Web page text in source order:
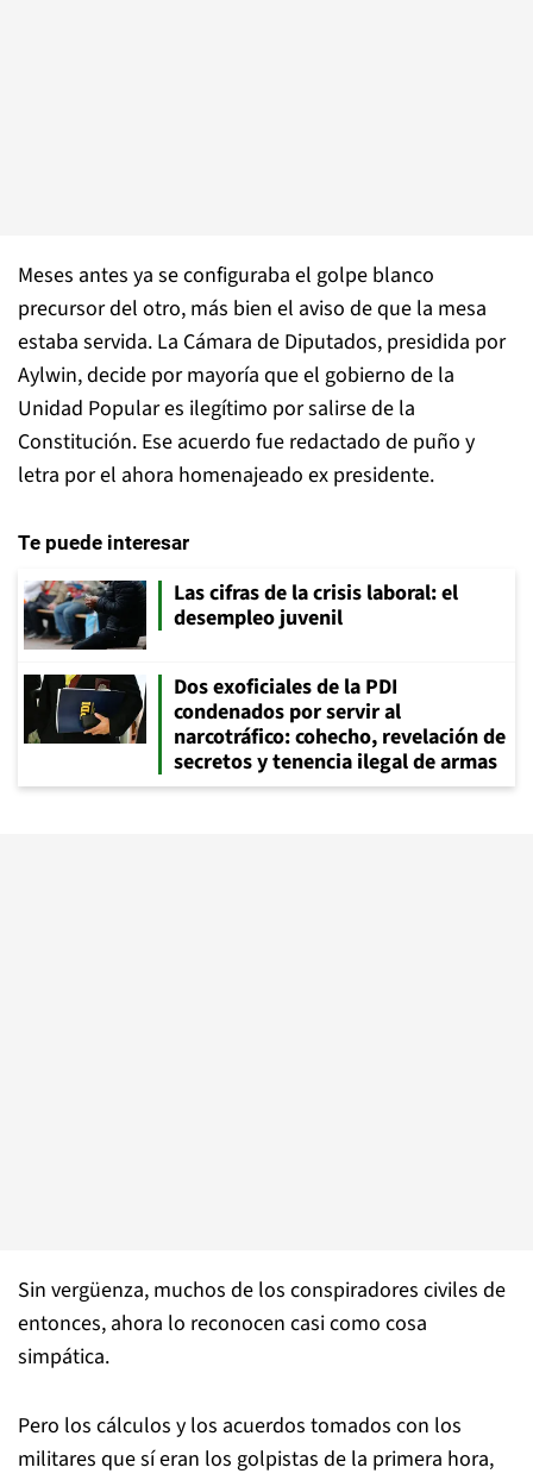
Meses antes ya se configuraba el golpe blanco
precursor del otro, más bien el aviso de que la mesa
estaba servida. La Cámara de Diputados, presidida por
Aylwin, decide por mayoría que el gobierno de la
Unidad Popular es ilegítimo por salirse de la
Constitución. Ese acuerdo fue redactado de puño y
letra por el ahora homenajeado ex presidente.
Te puede interesar
Las cifras de la crisis laboral: el
desempleo juvenil
Dos exoficiales de la PDI
condenados por servir al
narcotráfico: cohecho, revelación de
secretos y tenencia ilegal de armas
Sin vergüenza, muchos de los conspiradores civiles de
entonces, ahora lo reconocen casi como cosa
simpática.
Pero los cálculos y los acuerdos tomados con los
militares que sí eran los golpistas de la primera hora,